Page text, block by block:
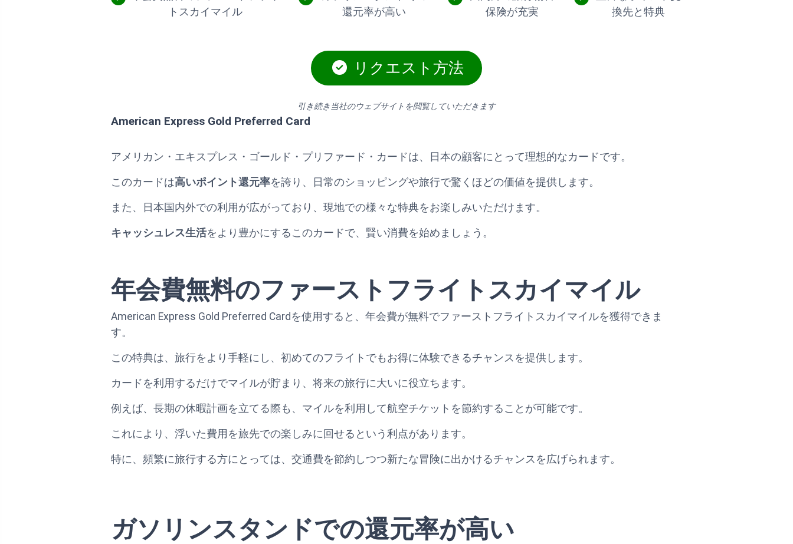
トスカイマイル
還元率が高い
保険が充実
換先と特典
リクエスト方法
引き続き当社のウェブサイトを閲覧していただきます
American Express Gold Preferred Card
アメリカン・エキスプレス・ゴールド・プリファード・カードは、日本の顧客にとって理想的なカードです。
このカードは高いポイント還元率を誇り、日常のショッピングや旅行で驚くほどの価値を提供します。
また、日本国内外での利用が広がっており、現地での様々な特典をお楽しみいただけます。
キャッシュレス生活をより豊かにするこのカードで、賢い消費を始めましょう。
年会費無料のファーストフライトスカイマイル
American Express Gold Preferred Cardを使用すると、年会費が無料でファーストフライトスカイマイルを獲得できま
す。
この特典は、旅行をより手軽にし、初めてのフライトでもお得に体験できるチャンスを提供します。
カードを利用するだけでマイルが貯まり、将来の旅行に大いに役立ちます。
例えば、長期の休暇計画を立てる際も、マイルを利用して航空チケットを節約することが可能です。
これにより、浮いた費用を旅先での楽しみに回せるという利点があります。
特に、頻繁に旅行する方にとっては、交通費を節約しつつ新たな冒険に出かけるチャンスを広げられます。
ガソリンスタンドでの還元率が高い